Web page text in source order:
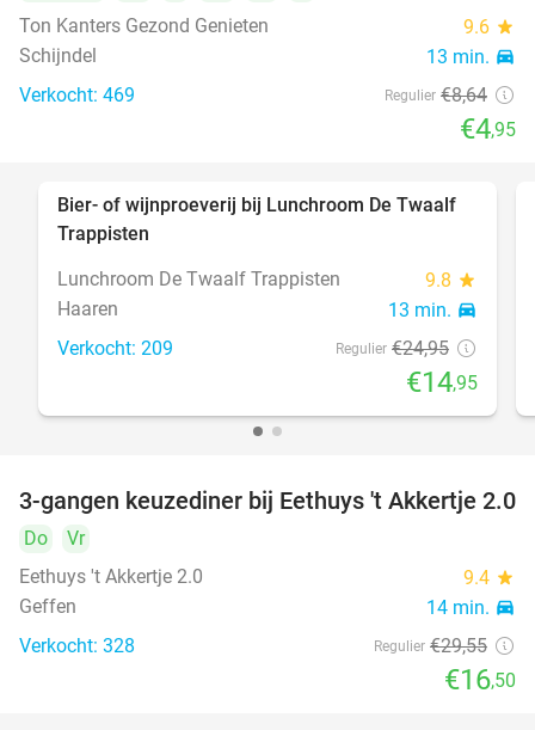
Ton Kanters Gezond Genieten
9.6 star
Schijndel 13 min. directions_car
Verkocht: 469 Regulier €8,64
€4,95
40%
Bier- of wijnproeverij bij Lunchroom De Twaalf
Trappisten
Lunchroom De Twaalf Trappisten
9.8 star
Haaren 13 min. directions_car
Verkocht: 209 Regulier €24,95
€14,95
44%
3-gangen keuzediner bij Eethuys 't Akkertje 2.0
Do
Vr
Eethuys 't Akkertje 2.0
9.4 star
Geffen 14 min. directions_car
Verkocht: 328 Regulier €29,55
€16,50